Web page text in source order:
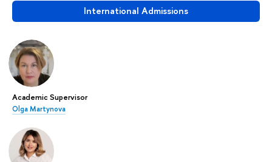
International Admissions
Academic Supervisor
Olga Martynova